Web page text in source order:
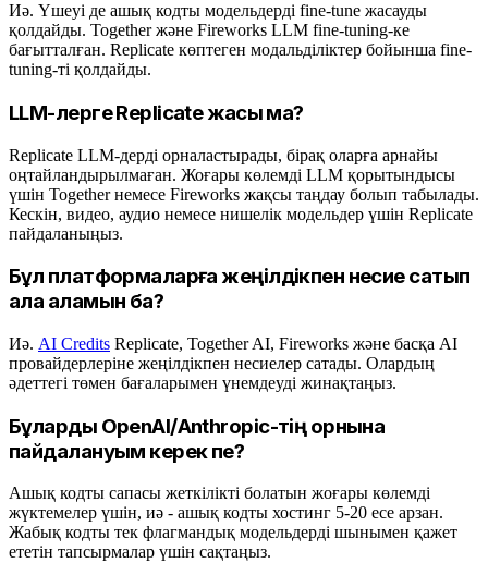
Иә. Үшеуі де ашық кодты модельдерді fine-tune жасауды
қолдайды. Together және Fireworks LLM fine-tuning-ке
бағытталған. Replicate көптеген модальділіктер бойынша fine-
tuning-ті қолдайды.
LLM-лерге Replicate жақсы ма?
Replicate LLM-дерді орналастырады, бірақ оларға арнайы
оңтайландырылмаған. Жоғары көлемді LLM қорытындысы
үшін Together немесе Fireworks жақсы таңдау болып табылады.
Кескін, видео, аудио немесе нишелік модельдер үшін Replicate
пайдаланыңыз.
Бұл платформаларға жеңілдікпен несие сатып
ала аламын ба?
Иә. AI Credits Replicate, Together AI, Fireworks және басқа AI
провайдерлеріне жеңілдікпен несиелер сатады. Олардың
әдеттегі төмен бағаларымен үнемдеуді жинақтаңыз.
Бұларды OpenAI/Anthropic-тің орнына
пайдалануым керек пе?
Ашық кодты сапасы жеткілікті болатын жоғары көлемді
жүктемелер үшін, иә - ашық кодты хостинг 5-20 есе арзан.
Жабық кодты тек флагмандық модельдерді шынымен қажет
ететін тапсырмалар үшін сақтаңыз.